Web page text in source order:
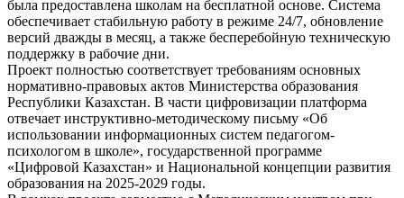
была предоставлена школам на бесплатной основе. Система
обеспечивает стабильную работу в режиме 24/7, обновление
версий дважды в месяц, а также бесперебойную техническую
поддержку в рабочие дни.
Проект полностью соответствует требованиям основных
нормативно-правовых актов Министерства образования
Республики Казахстан. В части цифровизации платформа
отвечает инструктивно-методическому письму «Об
использовании информационных систем педагогом-
психологом в школе», государственной программе
«Цифровой Казахстан» и Национальной концепции развития
образования на 2025-2029 годы.